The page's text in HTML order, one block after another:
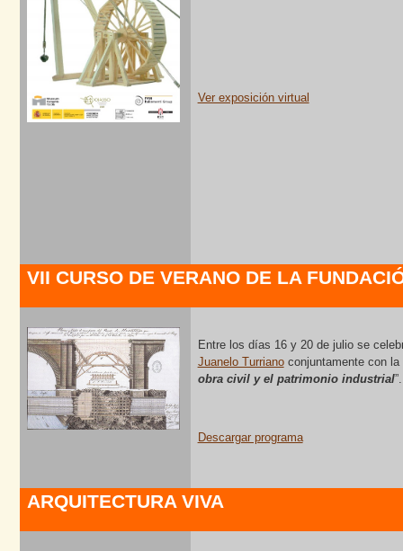
Ver exposición virtual
VII CURSO DE VERANO DE LA
Entre los días 16 y 20 de julio se
Juanelo Turrianoconjuntamente con la
obra civil y el patrimonio industrial”.
Descargar programa
ARQUITECTURA VIVA